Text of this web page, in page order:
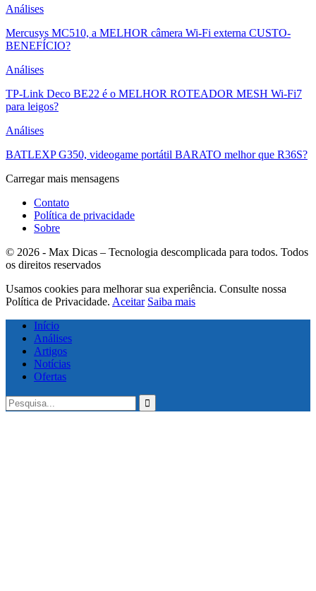
Análises
Mercusys MC510, a MELHOR câmera Wi-Fi externa CUSTO-
BENEFÍCIO?
Análises
TP-Link Deco BE22 é o MELHOR ROTEADOR MESH Wi-Fi7
para leigos?
Análises
BATLEXP G350, videogame portátil BARATO melhor que R36S?
Carregar mais mensagens
Contato
Política de privacidade
Sobre
© 2026 - Max Dicas – Tecnologia descomplicada para todos. Todos
os direitos reservados
Usamos cookies para melhorar sua experiência. Consulte nossa
Política de Privacidade. Aceitar Saiba mais
Início
Análises
Artigos
Notícias
Ofertas